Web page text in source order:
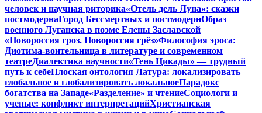
человек и научная риторика«Отель дель Луна»: сказки
постмодернаГород Бессмертных и постмодернОбраз
военного Луганска в поэме Елены Заславской
«Новороссия гроз. Новороссия грёз»Философия эроса:
Диотима-воительница в литературе и современном
театреДиалектика научности«Тень Цикады» — трудный
путь к себеПлоская онтология Латура: локализировать
глобальное и глобализировать локальноеПарадокс
богатства на Западе«Разделение» и чтениеСоциологи и
ученые: конфликт интерпретацийХристианская